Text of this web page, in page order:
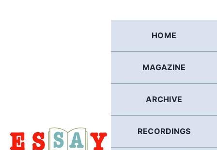
HOME
MAGAZINE
ARCHIVE
RECORDINGS